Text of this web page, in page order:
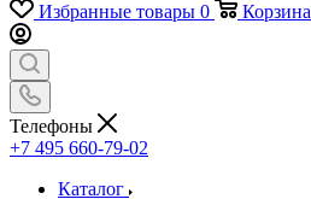
Избранные товары 0 Корзина
Телефоны
+7 495 660-79-02
Каталог